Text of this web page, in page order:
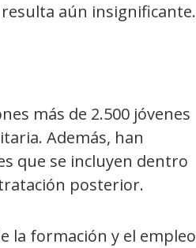
aún insignificante.
más de 2.500 jóvenes
Además, han
que se incluyen dentro
posterior.
la formación y el empleo